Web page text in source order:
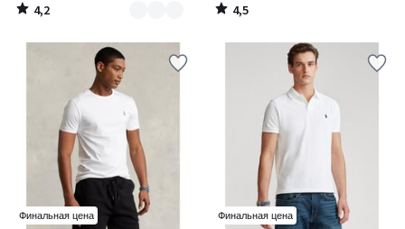
4,2
/
4,5
/
Финальная цена Финальная цена